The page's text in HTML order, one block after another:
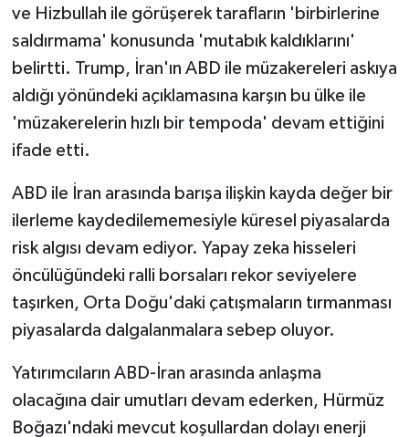
ve Hizbullah ile görüşerek tarafların 'birbirlerine
saldırmama' konusunda 'mutabık kaldıklarını'
belirtti. Trump, İran'ın ABD ile müzakereleri askıya
aldığı yönündeki açıklamasına karşın bu ülke ile
'müzakerelerin hızlı bir tempoda' devam ettiğini
ifade etti.
ABD ile İran arasında barışa ilişkin kayda değer bir
ilerleme kaydedilememesiyle küresel piyasalarda
risk algısı devam ediyor. Yapay zeka hisseleri
öncülüğündeki ralli borsaları rekor seviyelere
taşırken, Orta Doğu'daki çatışmaların tırmanması
piyasalarda dalgalanmalara sebep oluyor.
Yatırımcıların ABD-İran arasında anlaşma
olacağına dair umutları devam ederken, Hürmüz
Boğazı'ndaki mevcut koşullardan dolayı enerji